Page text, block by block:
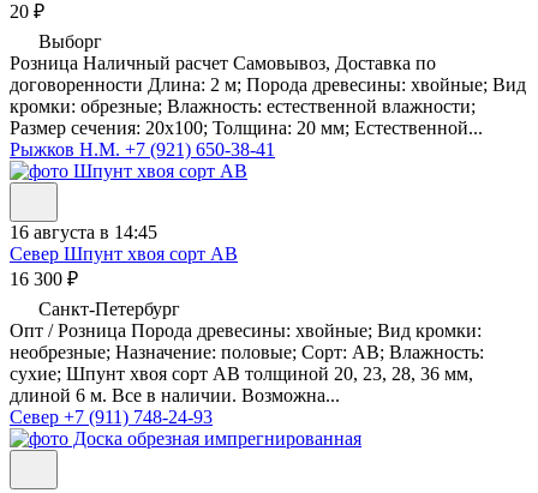
20 ₽
Выборг
Розница Наличный расчет Самовывоз, Доставка по
договоренности Длина: 2 м; Порода древесины: хвойные; Вид
кромки: обрезные; Влажность: естественной влажности;
Размер сечения: 20х100; Толщина: 20 мм; Естественной...
Рыжков Н.М. +7 (921) 650-38-41
16 августа в 14:45
Север Шпунт хвоя сорт АВ
16 300 ₽
Санкт-Петербург
Опт / Розница Порода древесины: хвойные; Вид кромки:
необрезные; Назначение: половые; Сорт: AB; Влажность:
сухие; Шпунт хвоя сорт АВ толщиной 20, 23, 28, 36 мм,
длиной 6 м. Все в наличии. Возможна...
Север +7 (911) 748-24-93